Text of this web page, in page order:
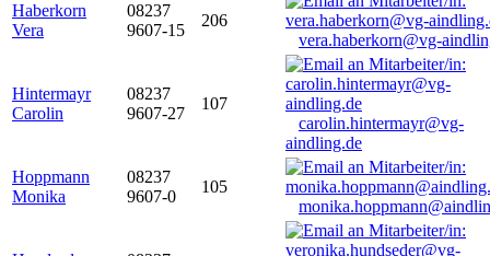
Haberkorn
Vera
08237
9607-15
206
vera.haberkorn@vg-
Hintermayr
Carolin
08237
9607-27
107
carolin.hintermayr@vg-
aindling.de
Hoppmann
Monika
08237
9607-0
105